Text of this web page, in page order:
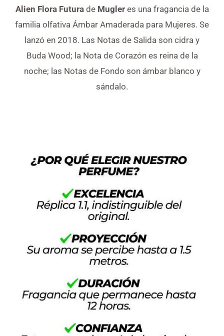
Alien Flora Futurade Mugleres una fragancia de la
familia olfativa Ámbar Amaderada para Mujeres. Se
lanzó en 2018. Las Notas de Salida son cidra y
Buda Wood; la Nota de Corazón es reina de la
noche; las Notas de Fondo son ámbar blanco y
sándalo.